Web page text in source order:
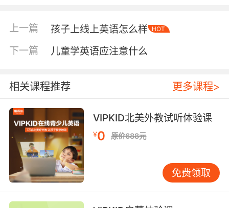
和用眼习惯来规避。 线下英语的沉浸感与局限 线
下课堂最不可替代的价值，在于其提供的真实“在
场感”与社交环境。师生面对面，一个鼓励的眼
神、一次小组协作中的碰撞，这些细微的情感交
不仅是工具，更是社交的桥梁。在线下课堂中，
孩子们自然习得轮流发言、团队合作等社交规
则，这是在真实互动中成长的宝贵经验。固定的
教室、熟悉的同学所营造的仪式感和学习氛围，
也有助于孩子快速进入状态，对于培养低龄孩子
的学习习惯和规则意识尤为有益。 当然，线下模
式也有其局限性。固定的上课时间和地点要求家
庭必须有规律的接送安排，这对部分家庭是一种
负担。如果班级规模较大，老师分配到每个孩子
身上的个性化关注时间可能有限。同时，由于包
上一篇 孩子上线上英语怎么样 HOT
下一篇 儿童学英语应注意什么
相关课程推荐 更多课程>
VIPKID北美外教试听体验课
¥0 原价688元
免费领取